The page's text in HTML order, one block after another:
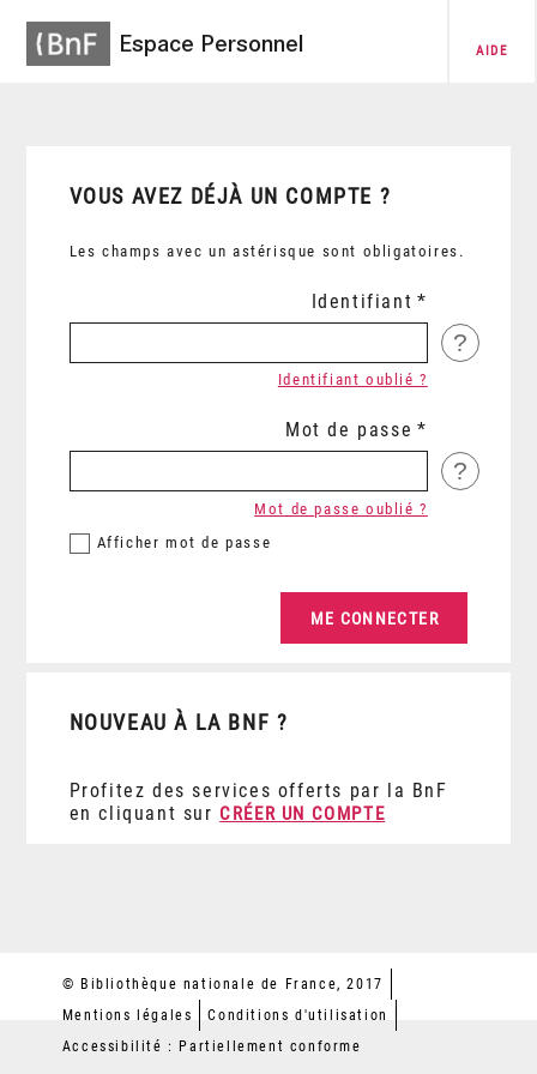
Espace Personnel AIDE
VOUS AVEZ DÉJÀ UN COMPTE ?
Les champs avec un astérisque sont obligatoires.
Identifiant
?
Identifiant oublié ?
Mot de passe
?
Afficher mot de passe
Mot de passe oublié ?
NOUVEAU À LA BNF ?
Profitez des services offerts par la BnF
en cliquant sur CRÉER UN COMPTE
© Bibliothèque nationale de France, 2017
Mentions légales
Conditions d'utilisation
Accessibilité : Partiellement conforme